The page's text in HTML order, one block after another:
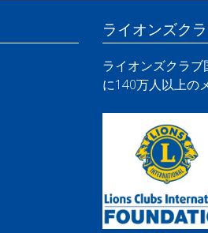
ライオンズク
ライオンズクラ
に140万人以上の